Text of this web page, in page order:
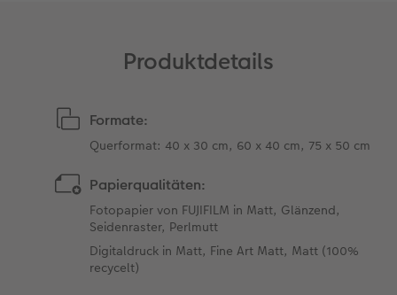
Produktdetails
Formate:
Querformat: 40 x 30 cm, 60 x 40 cm, 75 x 50 cm
Papierqualitäten:
Fotopapier von FUJIFILM in Matt, Glänzend,
Seidenraster, Perlmutt
Digitaldruck in Matt, Fine Art Matt, Matt (100%
recycelt)